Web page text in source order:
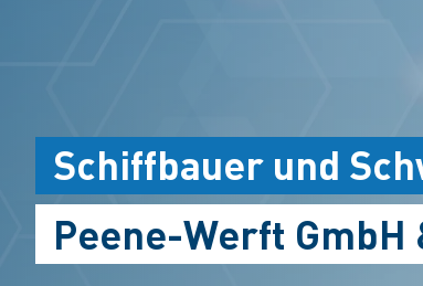
Schiffbauer und
Peene-Werft GmbH